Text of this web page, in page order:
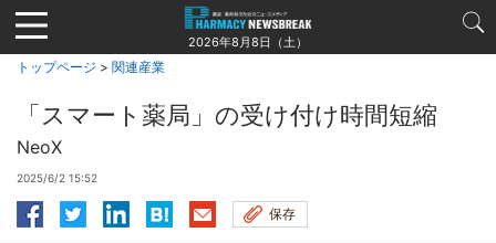
Jump
to
navigation
2026年8月8日（土）
トップページ > 関連産業
「スマート薬局」の受け付け時間短縮
NeoX
2025/6/2 15:52
保存